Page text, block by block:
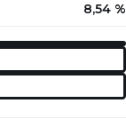
8,54 %